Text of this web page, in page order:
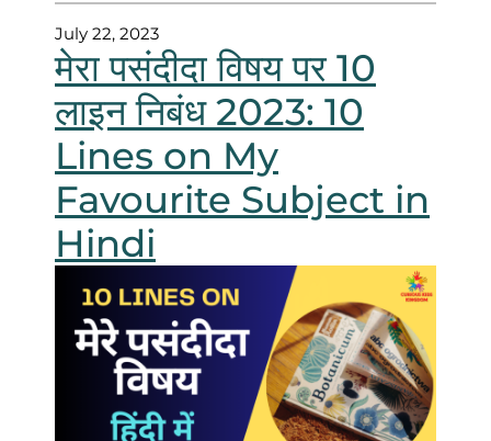
July 22, 2023
मेरा पसंदीदा विषय पर 10
लाइन निबंध 2023: 10
Lines on My
Favourite Subject in
Hindi